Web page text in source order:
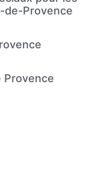
de-Provence
Provence